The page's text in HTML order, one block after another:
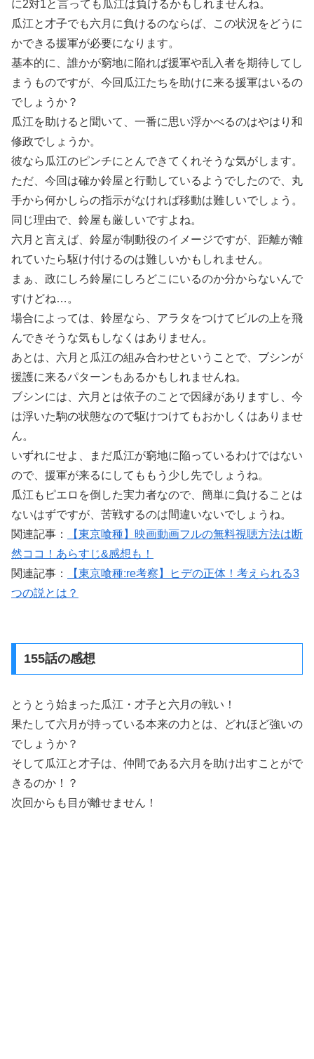
に2対1と言っても瓜江は負けるかもしれませんね。
瓜江と才子でも六月に負けるのならば、この状況をどうに
かできる援軍が必要になります。
基本的に、誰かが窮地に陥れば援軍や乱入者を期待してし
まうものですが、今回瓜江たちを助けに来る援軍はいるの
でしょうか？
瓜江を助けると聞いて、一番に思い浮かべるのはやはり和
修政でしょうか。
彼なら瓜江のピンチにとんできてくれそうな気がします。
ただ、今回は確か鈴屋と行動しているようでしたので、丸
手から何かしらの指示がなければ移動は難しいでしょう。
同じ理由で、鈴屋も厳しいですよね。
六月と言えば、鈴屋が制動役のイメージですが、距離が離
れていたら駆け付けるのは難しいかもしれません。
まぁ、政にしろ鈴屋にしろどこにいるのか分からないんで
すけどね…。
場合によっては、鈴屋なら、アラタをつけてビルの上を飛
んできそうな気もしなくはありません。
あとは、六月と瓜江の組み合わせということで、ブシンが
援護に来るパターンもあるかもしれませんね。
ブシンには、六月とは依子のことで因縁がありますし、今
は浮いた駒の状態なので駆けつけてもおかしくはありませ
ん。
いずれにせよ、まだ瓜江が窮地に陥っているわけではない
ので、援軍が来るにしてももう少し先でしょうね。
瓜江もピエロを倒した実力者なので、簡単に負けることは
ないはずですが、苦戦するのは間違いないでしょうね。
関連記事：
【東京喰種】映画動画フルの無料視聴方法は断
然ココ！あらすじ&感想も！
関連記事：
【東京喰種:re考察】ヒデの正体！考えられる3
つの説とは？
155話の感想
とうとう始まった瓜江・才子と六月の戦い！
果たして六月が持っている本来の力とは、どれほど強いの
でしょうか？
そして瓜江と才子は、仲間である六月を助け出すことがで
きるのか！？
次回からも目が離せません！